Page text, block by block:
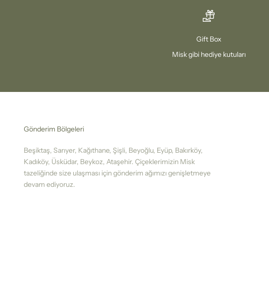
Gift Box
Misk gibi hediye kutuları
Gönderim Bölgeleri
Beşiktaş, Sarıyer, Kağıthane, Şişli, Beyoğlu, Eyüp, Bakırköy,
Kadıköy, Üsküdar, Beykoz, Ataşehir. Çiçeklerimizin Misk
tazeliğinde size ulaşması için gönderim ağımızı genişletmeye
devam ediyoruz.